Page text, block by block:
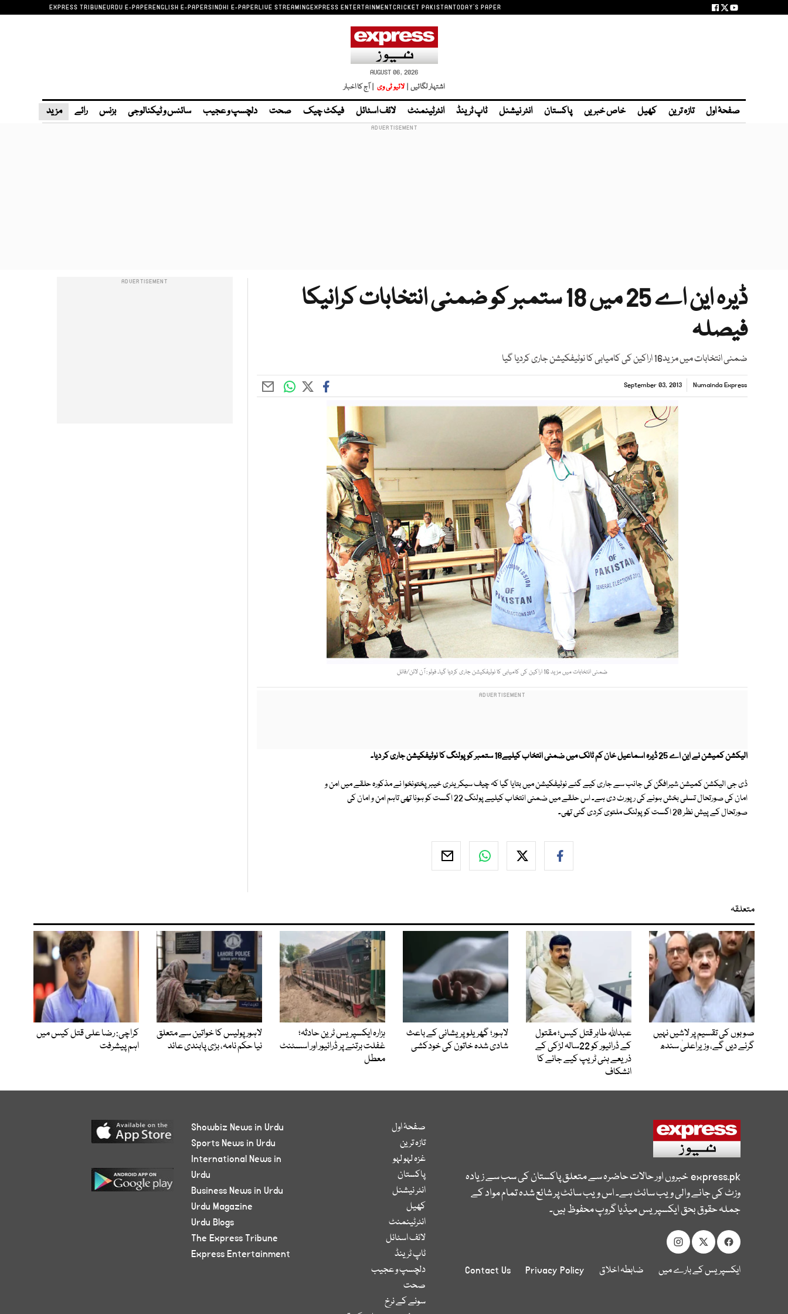
EXPRESS TRIBUNEURDU E-PAPERENGLISH E-PAPERSINDHI E-PAPERLIVE STREAMINGEXPRESS ENTERTAINMENTCRICKET PAKISTANTODAY'S PAPER
AUGUST 06, 2026
اشتہار لگائیں | لائیو ٹی وی | آج کا اخبار
صفحۂ اول تازہ ترین کھیل خاص خبریں پاکستان انٹر نیشنل ٹاپ ٹرینڈ انٹرٹینمنٹ لائف اسٹائل فیکٹ چیک صحت دلچسپ و عجیب سائنس و ٹیکنالوجی بزنس رائے مزید
ڈیرہ این اے 25 میں 18 ستمبر کو ضمنی انتخابات کرانیکا
فیصلہ
ضمنی انتخابات میں مزید16 اراکین کی کامیابی کا نوٹیفکیشن جاری کردیا گیا
Numainda Express
September 03, 2013
ضمنی انتخابات میں مزید 16 اراکین کی کامیابی کا نوٹیفکیشن جاری کردیا گیا۔ فوٹو : آن لائن/فائل
الیکشن کمیشن نے این اے 25 ڈیرہ اسماعیل خان کم ٹانک میں ضمنی انتخاب کیلیے18 ستمبر کو پولنگ کا نوٹیفکیشن جاری کر دیا۔
ڈی جی الیکشن کمیشن شیرافگن کی جانب سے جاری کیے گئے نوٹیفکیشن میں بتایا گیا کہ چیف سیکریٹری خیبرپختونخوا نے مذکورہ حلقے میں امن و
امان کی صورتحال تسلی بخش ہونے کی رپورٹ دی ہے۔ اس حلقے میں ضمنی انتخاب کیلیے پولنگ 22 اگست کو ہونا تھی تاہم امن و امان کی
صورتحال کے پیش نظر 20 اگست کو پولنگ ملتوی کردی گئی تھی۔
متعلقہ
صوبوں کی تقسیم پر لاشیں نہیں
گرنے دیں گے، وزیراعلیٰ سندھ
عبداللہ طاہر قتل کیس؛ مقتول
کے ڈرائیور کو 22سالہ لڑکی کے
ذریعے ہنی ٹریپ کیے جانے کا
انشکاف
لاہور؛ گھریلو پریشانی کے باعث
شادی شدہ خاتون کی خودکشی
ہزارہ ایکسپریس ٹرین حادثہ؛
غفلت برتنے پر ڈرائیور اور اسسٹنٹ
معطل
لاہور پولیس کا خواتین سے متعلق
نیا حکم نامہ، بڑی پابندی عائد
کراچی: رضا علی قتل کیس میں
اہم پیشرفت
express.pkخبروں اور حالات حاضرہ سے متعلق پاکستان کی سب سے زیادہ
وزٹ کی جانے والی ویب سائٹ ہے۔ اس ویب سائٹ پر شائع شدہ تمام مواد کے
جملہ حقوق بحق ایکسپریس میڈیا گروپ محفوظ ہیں۔
ایکسپریس کے بارے میں ضابطہ اخلاق Privacy Policy
Contact Us
صفحۂ اول
تازہ ترین
غزہ لہو لہو
پاکستان
انٹر نیشنل
کھیل
انٹرٹینمنٹ
لائف اسٹائل
ٹاپ ٹرینڈ
دلچسپ و عجیب
صحت
سونے کے نرخ
Showbiz News in Urdu
Sports News in Urdu
International News in
Urdu
Business News in Urdu
Urdu Magazine
Urdu Blogs
The Express Tribune
Express Entertainment